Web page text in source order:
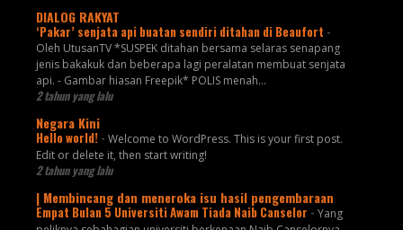
DIALOG RAKYAT
‘Pakar’ senjata api buatan sendiri ditahan di Beaufort -
Oleh UtusanTV *SUSPEK ditahan bersama selaras senapang
jenis bakakuk dan beberapa lagi peralatan membuat senjata
api. - Gambar hiasan Freepik* POLIS menah...
2 tahun yang lalu
Negara Kini
Hello world! - Welcome to WordPress. This is your first post.
Edit or delete it, then start writing!
2 tahun yang lalu
| Membincang dan meneroka isu hasil pengembaraan
Empat Bulan 5 Universiti Awam Tiada Naib Canselor - Yang